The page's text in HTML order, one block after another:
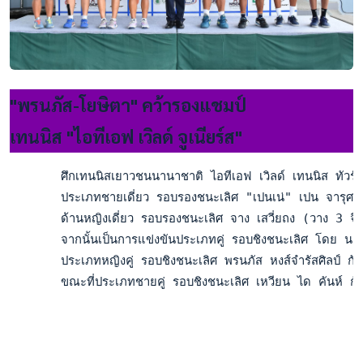
"พรนภัส-โยษิตา" คว้ารองแชมป์
เทนนิส "ไอทีเอฟ เวิลด์ จูเนียร์ส"
ศึกเทนนิสเยาวชนนานาชาติ ไอทีเอฟ เวิลด์ เทนนิส ทัว
ประเภทชายเดี่ยว รอบรองชนะเลิศ "เปนเน่" เปน จ
ด้านหญิงเดี่ยว รอบรองชนะเลิศ จาง เสวี่ยถง (วาง 3
จากนั้นเป็นการแข่งขันประเภทคู่ รอบชิงชนะเลิศ โดย
ประเภทหญิงคู่ รอบชิงชนะเลิศ พรนภัส หงส์จำรัสศิลป์
ขณะที่ประเภทชายคู่ รอบชิงชนะเลิศ เหวียน ได คันห์